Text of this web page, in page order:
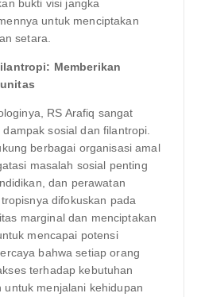
bukti visi jangka
untuk menciptakan
setara.
Memberikan
RS Arafiq sangat
sosial dan filantropi.
berbagai organisasi amal
masalah sosial penting
dan perawatan
difokuskan pada
marginal dan menciptakan
mencapai potensi
bahwa setiap orang
terhadap kebutuhan
menjalani kehidupan